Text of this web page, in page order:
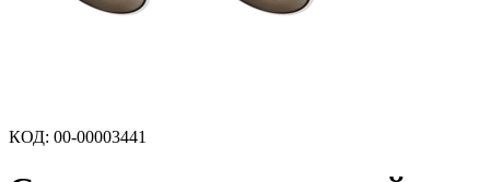
КОД: 00-00003441